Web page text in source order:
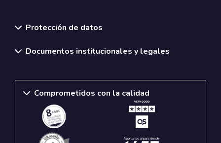
Protección de datos
Documentos institucionales y legales
Comprometidos con la calidad